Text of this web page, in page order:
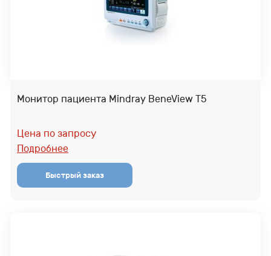
Монитор пациента Mindray BeneView T5
Цена по запросу
Подробнее